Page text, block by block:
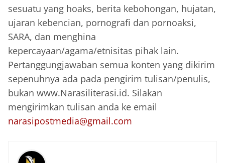
sesuatu yang hoaks, berita kebohongan, hujatan,
ujaran kebencian, pornografi dan pornoaksi,
SARA, dan menghina
kepercayaan/agama/etnisitas pihak lain.
Pertanggungjawaban semua konten yang dikirim
sepenuhnya ada pada pengirim tulisan/penulis,
bukan www.Narasiliterasi.id. Silakan
mengirimkan tulisan anda ke email
narasipostmedia@gmail.com